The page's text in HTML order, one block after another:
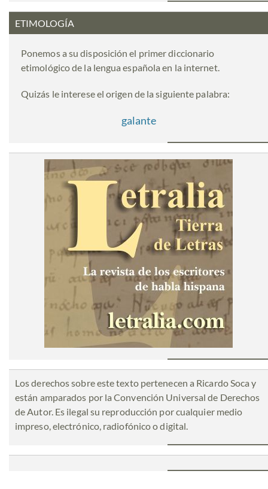
ETIMOLOGÍA
Ponemos a su disposición el primer diccionario
etimológico de la lengua española en la internet.
Quizás le interese el origen de la siguiente palabra:
galante
Los derechos sobre este texto pertenecen a Ricardo Soca y
están amparados por la Convención Universal de Derechos
de Autor. Es ilegal su reproducción por cualquier medio
impreso, electrónico, radiofónico o digital.